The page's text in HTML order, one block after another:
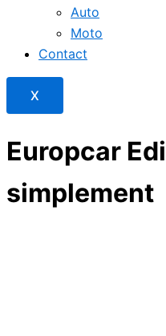
Auto
Moto
Contact
X
Europcar
simplement